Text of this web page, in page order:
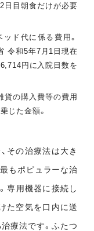
日目朝食だけが必要
ド代に係る費用。
令和5年7月1日現在
円に入院日数を
貨の購入費等の費用
じた金額。
その治療法は大き
もポピュラーな治
専用機器に接続し
た空気を口内に送
療法です。ふたつ